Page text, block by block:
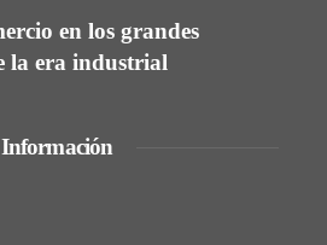
en los grandes
la era industrial
Información